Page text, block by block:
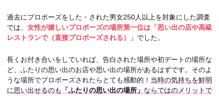
過去にプロポーズをした・された男女250人以上を対象にした調査
では、 女性が嬉しいプロポーズの場所第一位は「思い出の店や高級
レストランで（直接プロポーズされる）」 でした。
長くお付き合いをしていれば、告白された場所や初デートの場所な
ど、ふたりの思い出のお店や思い出の場所があるはずです。そのよ
うな場所でプロポーズされたらとても感動的！ 当時の気持ちを鮮明
に思い出せるのも
「ふたりの思い出の場所」 ならではのメリットで